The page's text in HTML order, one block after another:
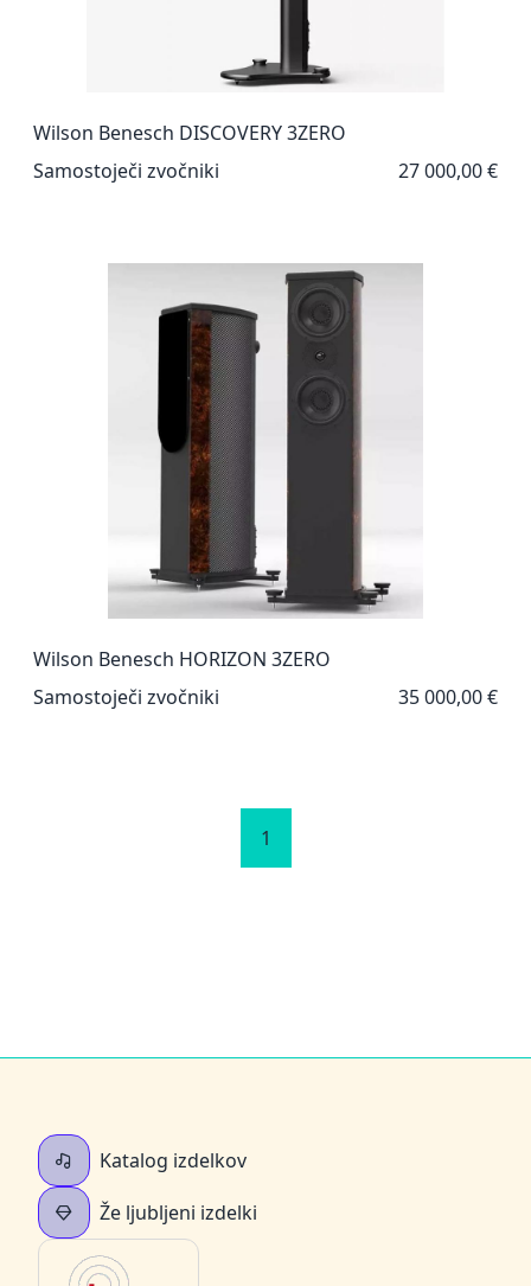
Wilson Benesch DISCOVERY 3ZERO
Samostoječi zvočniki
27 000,00 €
Wilson Benesch HORIZON 3ZERO
Samostoječi zvočniki
35 000,00 €
1
Katalog izdelkov
Že ljubljeni izdelki